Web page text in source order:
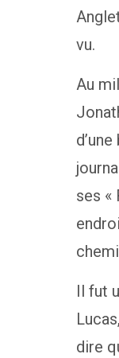
vu.
Au
ses «
Il fut
dire